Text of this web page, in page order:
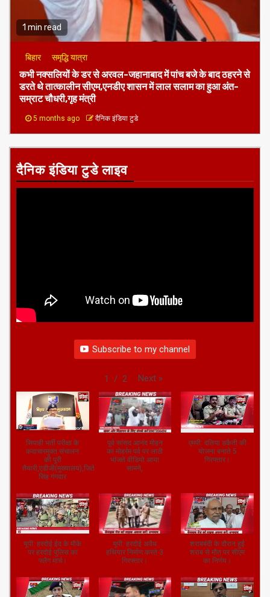
1 min read
बिहार समृद्धि यात्रा
कभी नक्सलियों के डर से अरवल-जहानाबाद में पांच बजे के बाद ठहरने से
डरते थे तात्कालीन सीएम,एनडीए शासन में लाल सलाम का हुआ अंत-
सम्राट चौधरी,गृह मंत्री
5 months ago दैनिक इंडिया टुडे
दैनिक इंडिया टुडे लाइव
Subscribe to my channel
1 / 2 Next »
सिपाही भर्ती परीक्षा के
कदाचारमुक्त संचालन
की पूरी
तैयारी,एडीजी(मुख्यालय),जितेंद्र
सिंह गंगवार
पूर्व सांसद आनंद मोहन
का मोहर्रम पर्व पर लाठी
भांजते वीडियो आया
सामने,
एमपी: दतिया डकैती की
योजना बनाते 5
गिरफ्तार।
यूपी: हरदोई ईद के मौके
पर हरदोई पुलिस का
फ्लैग मार्च।
यूपी: हरदोई अवैध
हथियार निर्माण करते 3
गिरफ्तार।
शराबबंदी के दौरान हुई
शराब से मौत पर सीएम
का निर्णय।